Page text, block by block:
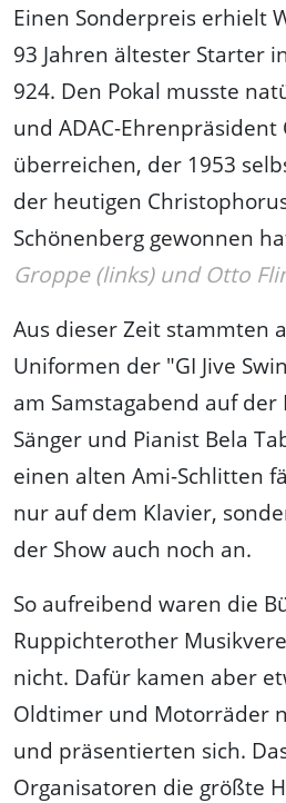
Einen Sonderpreis erhielt
93 Jahren ältester Starter
924. Den Pokal musste
und ADAC-Ehrenpräsident
überreichen, der 1953
der heutigen
Schönenberg gewonnen
Groppe (links) und Otto
Aus dieser Zeit stammten
Uniformen der "GI Jive
am Samstagabend auf der
Sänger und Pianist Bela
einen alten Ami-Schlitten
nur auf dem Klavier,
der Show auch noch an.
So aufreibend waren die
Ruppichterother
nicht. Dafür kamen aber
Oldtimer und Motorräder
und präsentierten sich.
Organisatoren die größte